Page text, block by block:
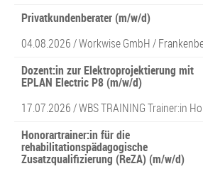
Privatkundenberater (m/w/d)
04.08.2026 /Workwise GmbH/
Dozent:in zur Elektroprojektierung mit
EPLAN Electric P8 (m/w/d)
17.07.2026 /WBS TRAINING Trainer:in
Honorartrainer:in für die
rehabilitationspädagogische
Zusatzqualifizierung (ReZA) (m/w/d)